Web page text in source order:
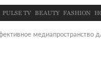
PULSE TV BEAUTY FASHION
медиапространство